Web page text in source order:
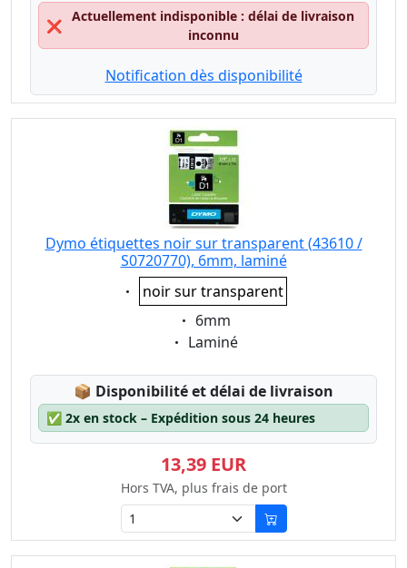
❌
Actuellement indisponible : délai de livraison
inconnu
Notification dès disponibilité
Dymo étiquettes noir sur transparent (43610 /
S0720770), 6mm, laminé
Eigenschaft:
noir sur transparent
Eigenschaft:
6mm
Eigenschaft:
Laminé
📦 Lagerstatus:
Disponibilité et délai de livraison
✅ 2x en stock – Expédition sous 24 heures
13,39 EUR
Hors TVA, plus frais de port